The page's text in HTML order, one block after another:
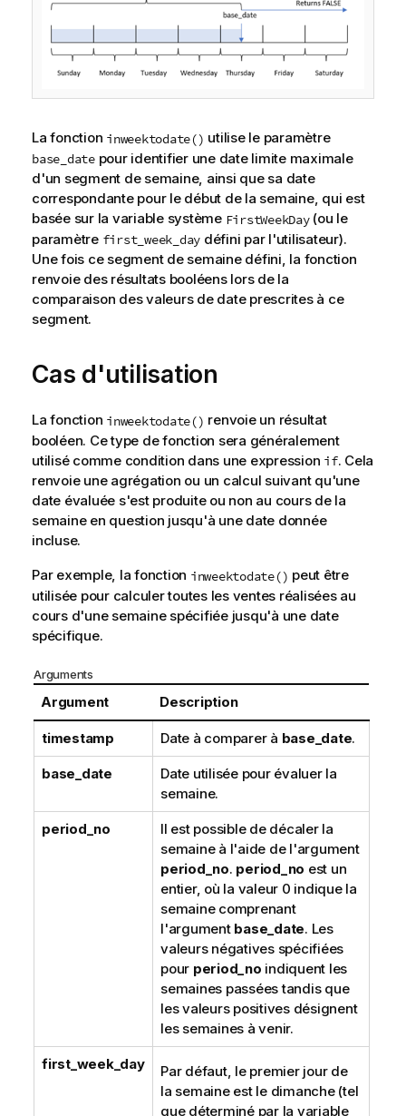
o
r
m
i
o
n
s
La fonction inweektodate() utilise le paramètre
base_datepour identifier une date limite maximale
d'un segment de semaine, ainsi que sa date
correspondante pour le début de la semaine, qui est
basée sur la variable système FirstWeekDay(ou le
paramètre first_week_day défini par l'utilisateur).
Une fois ce segment de semaine défini, la fonction
renvoie des résultats booléens lors de la
comparaison des valeurs de date prescrites à ce
segment.
Cas d'utilisation
La fonction inweektodate() renvoie un résultat
booléen. Ce type de fonction sera généralement
utilisé comme condition dans une expression if. Cela
renvoie une agrégation ou un calcul suivant qu'une
date évaluée s'est produite ou non au cours de la
semaine en question jusqu'à une date donnée
incluse.
Par exemple, la fonction inweektodate() peut être
utilisée pour calculer toutes les ventes réalisées au
cours d'une semaine spécifiée jusqu'à une date
spécifique.
Arguments
Argument Description
timestamp Date à comparer à base_date.
base_date
Date utilisée pour évaluer la
semaine.
period_no
Il est possible de décaler la
semaine à l'aide de l'argument
period_no. period_no est un
entier, où la valeur 0 indique la
semaine comprenant
l'argument base_date. Les
valeurs négatives spécifiées
pour period_no indiquent les
semaines passées tandis que
les valeurs positives désignent
les semaines à venir.
first_week_day
Par défaut, le premier jour de
la semaine est le dimanche (tel
que déterminé par la variable